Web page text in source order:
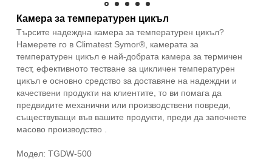
Камера за температурен цикъл
Търсите надеждна камера за температурен цикъл?
Намерете го в Climatest Symor®, камерата за
температурен цикъл е най-добрата камера за термичен
тест, ефективното тестване за цикличен температурен
цикъл е основно средство за доставяне на надеждни и
качествени продукти на клиентите, то ви помага да
предвидите механични или производствени повреди,
съществуващи във вашите продукти, преди да започнете
масово производство .
Модел: TGDW-500